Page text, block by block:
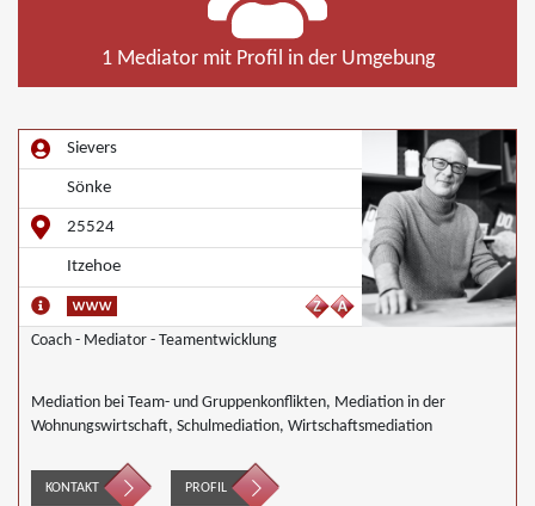
1 Mediator mit Profil in der Umgebung
Sievers
Sönke
25524
Itzehoe
Coach - Mediator - Teamentwicklung
Mediation bei Team- und Gruppenkonflikten, Mediation in der
Wohnungswirtschaft, Schulmediation, Wirtschaftsmediation
KONTAKT PROFIL